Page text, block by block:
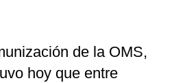
de la OMS,
hoy que entre